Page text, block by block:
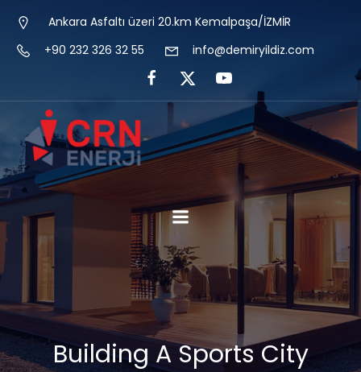
Ankara Asfaltı üzeri 20.km Kemalpaşa/İZMİR
+90 232 326 32 55
info@demiryildiz.com
Building A Sports City